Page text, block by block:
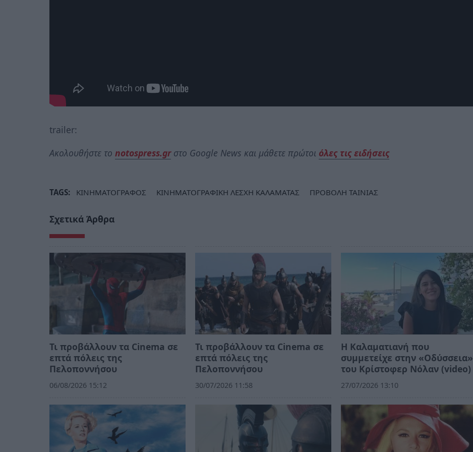
trailer:
Ακολουθήστε το notospress.grστο Google News και μάθετε πρώτοι όλες τις ειδήσεις
TAGS: ΚΙΝΗΜΑΤΟΓΡΑΦΟΣ ΚΙΝΗΜΑΤΟΓΡΑΦΙΚΗ ΛΕΣΧΗ ΚΑΛΑΜΑΤΑΣ ΠΡΟΒΟΛΗ ΤΑΙΝΙΑΣ
Σχετικά Άρθρα
Τι προβάλλουν τα Cinema σε
επτά πόλεις της
Πελοποννήσου
06/08/2026 15:12
Τι προβάλλουν τα Cinema σε
επτά πόλεις της
Πελοποννήσου
30/07/2026 11:58
Η Καλαματιανή που
συμμετείχε στην «Οδύσσεια»
του Κρίστοφερ Νόλαν (video)
27/07/2026 13:10